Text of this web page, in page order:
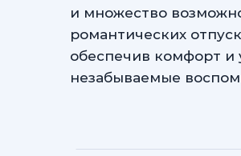
и множество
романтических
обеспечив комфорт и
незабываемые